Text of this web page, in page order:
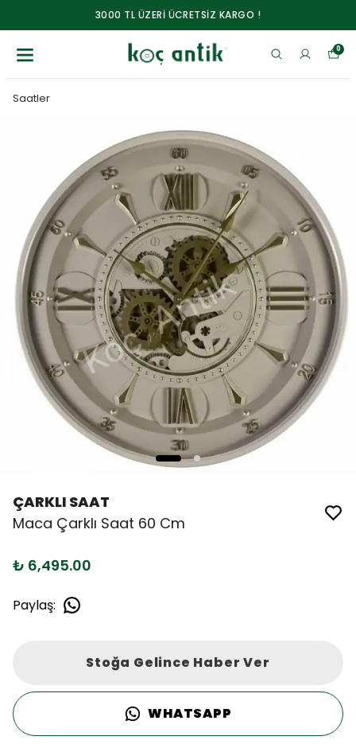
3000 TL ÜZERİ ÜCRETSİZ KARGO !
0
Saatler
ÇARKLI SAAT
Maca Çarklı Saat 60 Cm
₺ 6,495.00
Paylaş:
Stoğa Gelince Haber Ver
WHATSAPP